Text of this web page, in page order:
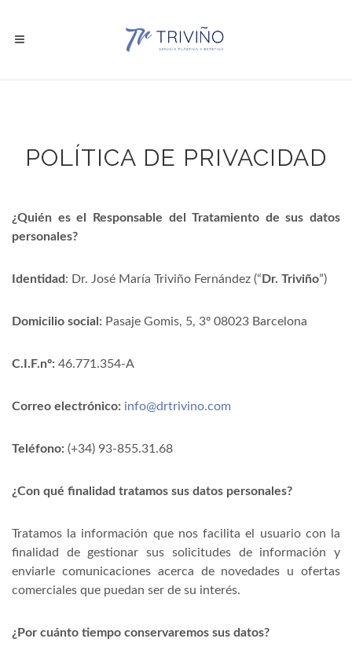
POLÍTICA DE PRIVACIDAD
¿Quién es el Responsable del Tratamiento de sus datos
personales?
Identidad : Dr. José María Triviño Fernández (“ Dr. Triviño”)
Domicilio social: Pasaje Gomis, 5, 3º 08023 Barcelona
C.I.F.nº: 46.771.354-A
Correo electrónico: info@drtrivino.com
Teléfono: (+34) 93-855.31.68
¿Con qué finalidad tratamos sus datos personales?
Tratamos la información que nos facilita el usuario con la
finalidad de gestionar sus solicitudes de información y
enviarle comunicaciones acerca de novedades u ofertas
comerciales que puedan ser de su interés.
¿Por cuánto tiempo conservaremos sus datos?